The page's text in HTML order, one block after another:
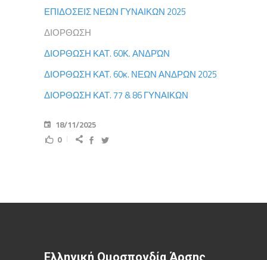
ΕΠΙΔΟΣΕΙΣ ΝΕΩΝ ΓΥΝΑΙΚΩΝ 2025
ΔΙΟΡΘΩΣΗ
ΔΙΟΡΘΩΣΗ ΚΑΤ. 60Κ. ΑΝΔΡΏΝ
ΔΙΟΡΘΩΣΗ ΚΑΤ. 60κ. ΝΕΩΝ ΑΝΔΡΩΝ 2025
ΔΙΟΡΘΩΣΗ ΚΑΤ. 77 & 86 ΓΥΝΑΙΚΩΝ
18/11/2025
0
Ελληνική Ομοσπονδία Άρσης